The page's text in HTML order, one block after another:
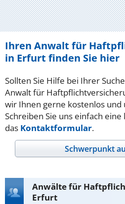
Ihren Anwalt für
in Erfurt finden Sie hier
Sollten Sie Hilfe bei Ihrer
Anwalt für
wir Ihnen gerne kostenlos und
Schreiben Sie uns einfach
das Kontaktformular.
Schwerpunkt
Anwälte für
Erfurt